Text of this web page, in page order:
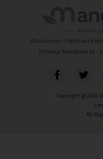
Disclaimer Panduan
Tentang Mangrove.id
Copyright @2026
All